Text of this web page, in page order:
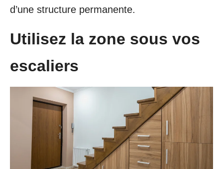
d’une structure permanente.
Utilisez la zone sous vos
escaliers